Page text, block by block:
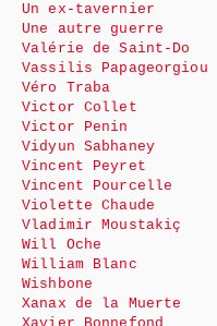
Un ex-tavernier
Une autre guerre
Valérie de Saint-Do
Vassilis Papageorgiou
Véro Traba
Victor Collet
Victor Penin
Vidyun Sabhaney
Vincent Peyret
Vincent Pourcelle
Violette Chaude
Vladimir Moustakiç
Will Oche
William Blanc
Wishbone
Xanax de la Muerte